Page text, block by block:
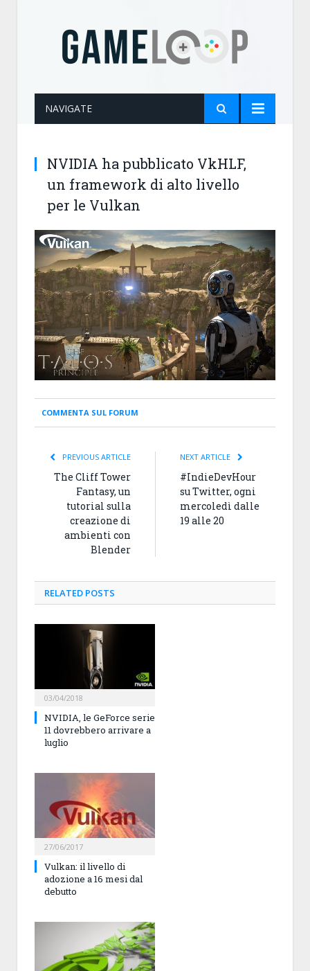
NAVIGATE
NVIDIA ha pubblicato VkHLF,
un framework di alto livello
per le Vulkan
COMMENTA SUL FORUM
PREVIOUS ARTICLE
The Cliff Tower
Fantasy, un
tutorial sulla
creazione di
ambienti con
Blender
NEXT ARTICLE
#IndieDevHour
su Twitter, ogni
mercoledì dalle
19 alle 20
RELATED POSTS
03/04/2018
NVIDIA, le GeForce serie
11 dovrebbero arrivare a
luglio
27/06/2017
Vulkan: il livello di
adozione a 16 mesi dal
debutto